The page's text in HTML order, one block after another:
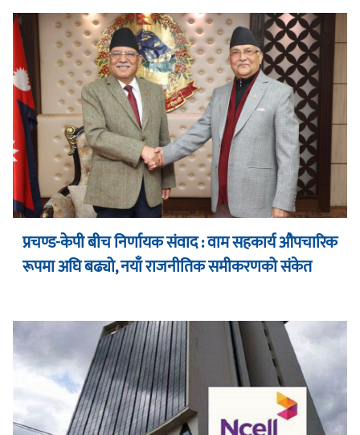
प्रचण्ड-केपी बीच निर्णायक संवाद : वाम सहकार्य औपचारिक
रूपमा अघि बढ्यो, नयाँ राजनीतिक समीकरणको संकेत